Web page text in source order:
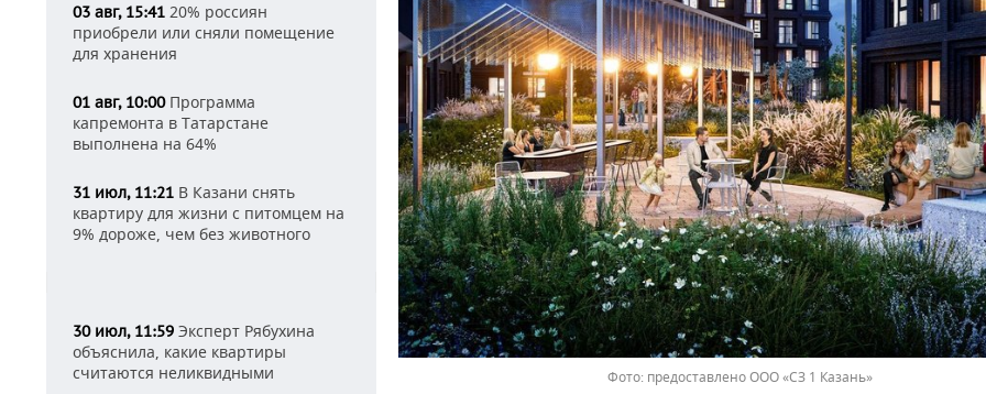
03 авг, 15:41 20% россиян
приобрели или сняли помещение
для хранения
01 авг, 10:00Программа
капремонта в Татарстане
выполнена на 64%
31 июл, 11:21 В Казани снять
квартиру для жизни с питомцем на
9% дороже, чем без животного
30 июл, 11:59 Эксперт Рябухина
объяснила, какие квартиры
считаются неликвидными
предоставлено ООО «СЗ 1 Казань »